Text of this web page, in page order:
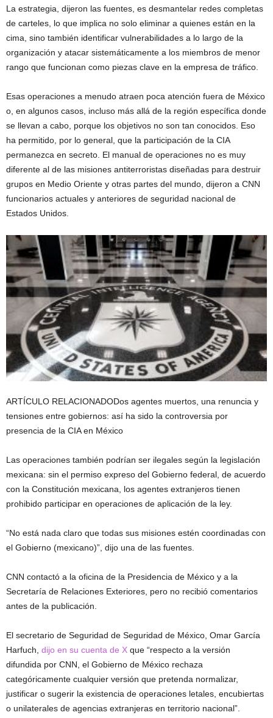
La estrategia, dijeron las fuentes, es desmantelar redes completas
de carteles, lo que implica no solo eliminar a quienes están en la
cima, sino también identificar vulnerabilidades a lo largo de la
organización y atacar sistemáticamente a los miembros de menor
rango que funcionan como piezas clave en la empresa de tráfico.
Esas operaciones a menudo atraen poca atención fuera de México
o, en algunos casos, incluso más allá de la región específica donde
se llevan a cabo, porque los objetivos no son tan conocidos. Eso
ha permitido, por lo general, que la participación de la CIA
permanezca en secreto. El manual de operaciones no es muy
diferente al de las misiones antiterroristas diseñadas para destruir
grupos en Medio Oriente y otras partes del mundo, dijeron a CNN
funcionarios actuales y anteriores de seguridad nacional de
Estados Unidos.
ARTÍCULO RELACIONADODos agentes muertos, una renuncia y
tensiones entre gobiernos: así ha sido la controversia por
presencia de la CIA en México
Las operaciones también podrían ser ilegales según la legislación
mexicana: sin el permiso expreso del Gobierno federal, de acuerdo
con la Constitución mexicana, los agentes extranjeros tienen
prohibido participar en operaciones de aplicación de la ley.
“No está nada claro que todas sus misiones estén coordinadas con
el Gobierno (mexicano)”, dijo una de las fuentes.
CNN contactó a la oficina de la Presidencia de México y a la
Secretaría de Relaciones Exteriores, pero no recibió comentarios
antes de la publicación.
El secretario de Seguridad de Seguridad de México, Omar García
Harfuch, dijo en su cuenta de X que “respecto a la versión
difundida por CNN, el Gobierno de México rechaza
categóricamente cualquier versión que pretenda normalizar,
justificar o sugerir la existencia de operaciones letales, encubiertas
o unilaterales de agencias extranjeras en territorio nacional”.